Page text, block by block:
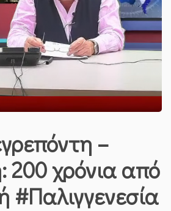
–
200 χρόνια από
#Παλιγγενεσία​